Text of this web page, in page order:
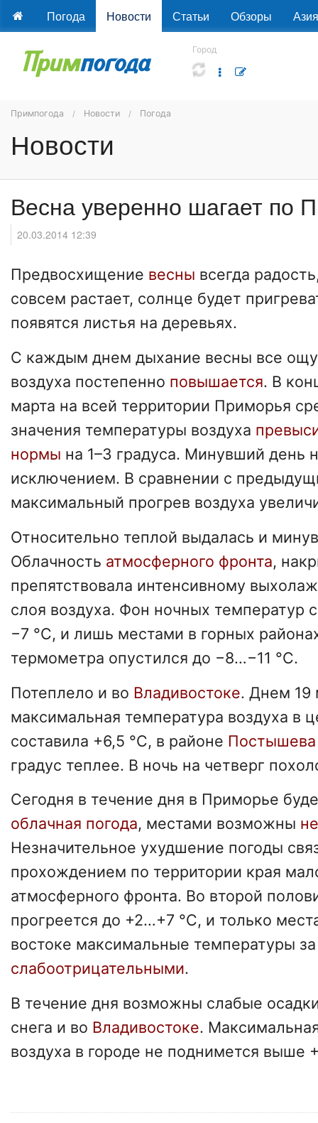
Погода Новости Статьи Обзоры Азия
Город
Примпогода Новости Погода
Новости
Весна уверенно шагает по
20.03.2014 12:39
Предвосхищение весны всегда
совсем растает, солнце будет
появятся листья на деревьях.
С каждым днем дыхание весны все
воздуха постепенно повышается. В
марта на всей территории Приморья
значения температуры воздуха
нормы на 1–3 градуса. Минувший день
исключением. В сравнении с
максимальный прогрев воздуха
Относительно теплой выдалась и
Облачность атмосферного фронта,
препятствовала интенсивному
слоя воздуха. Фон ночных температур
−7 °С, и лишь местами в горных
термометра опустился до −8…−11 °С.
Потеплело и во Владивостоке. Днем 19
максимальная температура воздуха в
составила +6,5 °С, в районе Постышева
градус теплее. В ночь на четверг
Сегодня в течение дня в Приморье
облачная погода, местами возможны
Незначительное ухудшение погоды
прохождением по территории края
атмосферного фронта. Во второй
прогреется до +2…+7 °С, и только
востоке максимальные температуры
слабоотрицательными.
В течение дня возможны слабые
снега и во Владивостоке.
воздуха в городе не поднимется выше